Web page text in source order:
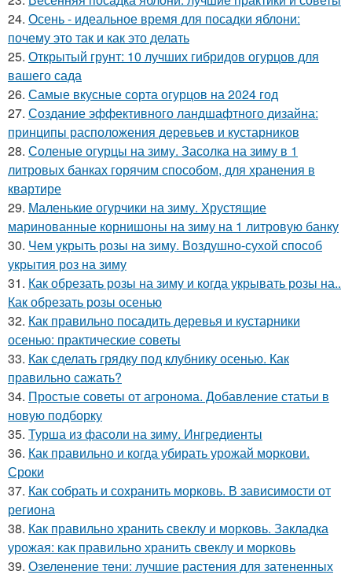
24. Осень - идеальное время для посадки яблони:
почему это так и как это делать
25. Открытый грунт: 10 лучших гибридов огурцов для
вашего сада
26. Самые вкусные сорта огурцов на 2024 год
27. Создание эффективного ландшафтного дизайна:
принципы расположения деревьев и кустарников
28. Соленые огурцы на зиму. Засолка на зиму в 1
литровых банках горячим способом, для хранения в
квартире
29. Маленькие огурчики на зиму. Хрустящие
маринованные корнишоны на зиму на 1 литровую банку
30. Чем укрыть розы на зиму. Воздушно-сухой способ
укрытия роз на зиму
31. Как обрезать розы на зиму и когда укрывать розы на..
Как обрезать розы осенью
32. Как правильно посадить деревья и кустарники
осенью: практические советы
33. Как сделать грядку под клубнику осенью. Как
правильно сажать?
34. Простые советы от агронома. Добавление статьи в
новую подборку
35. Турша из фасоли на зиму. Ингредиенты
36. Как правильно и когда убирать урожай моркови.
Сроки
37. Как собрать и сохранить морковь. В зависимости от
региона
38. Как правильно хранить свеклу и морковь. Закладка
урожая: как правильно хранить свеклу и морковь
39. Озеленение тени: лучшие растения для затененных